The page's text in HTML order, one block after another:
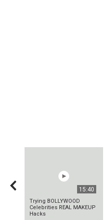
15:40
Trying BOLLYWOOD
Celebrities REAL MAKEUP
Hacks